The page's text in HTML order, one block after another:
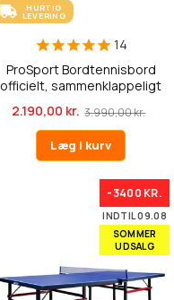
HURTIG
LEVERING
14
ProSport Bordtennisbord
officielt, sammenklappeligt
2.190,00 kr. 3.990,00 kr.
Læg i kurv
-3400 KR.
INDTIL 09.08
SOMMER
UDSALG